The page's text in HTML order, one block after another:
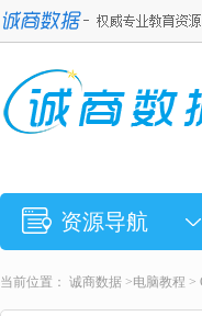
资源导航
当前位置： 诚商数据 >电脑教程 >